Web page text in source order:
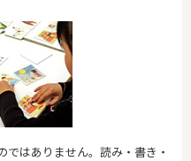
ではありません。読み・書き・